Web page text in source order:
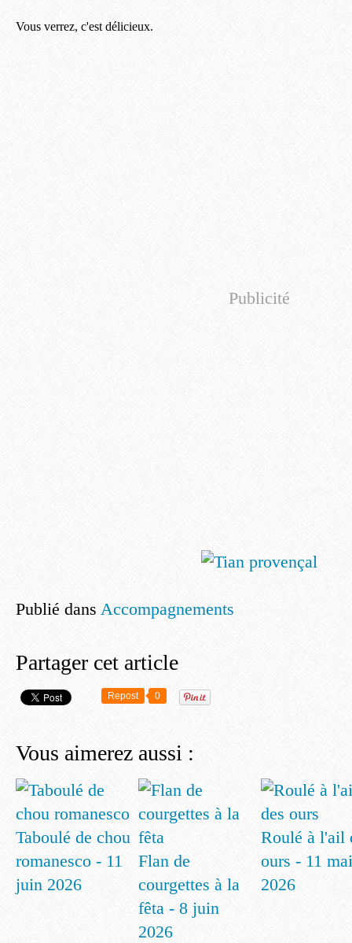
Vous verrez, c'est délicieux.
Publicité
Publié dans Accompagnements
Partager cet article
Repost 0
Vous aimerez aussi :
Taboulé de chou
romanesco - 11
juin 2026
Flan de
courgettes à la
fêta - 8 juin
2026
Roulé à l'ail
ours - 11 mai
2026